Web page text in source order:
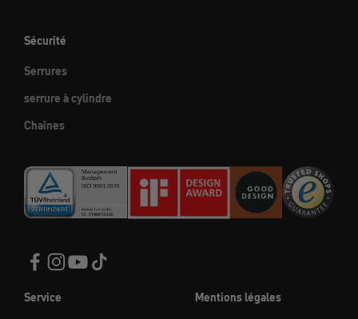
Sécurité
Serrures
serrure à cylindre
Chaînes
Service
Mentions légales